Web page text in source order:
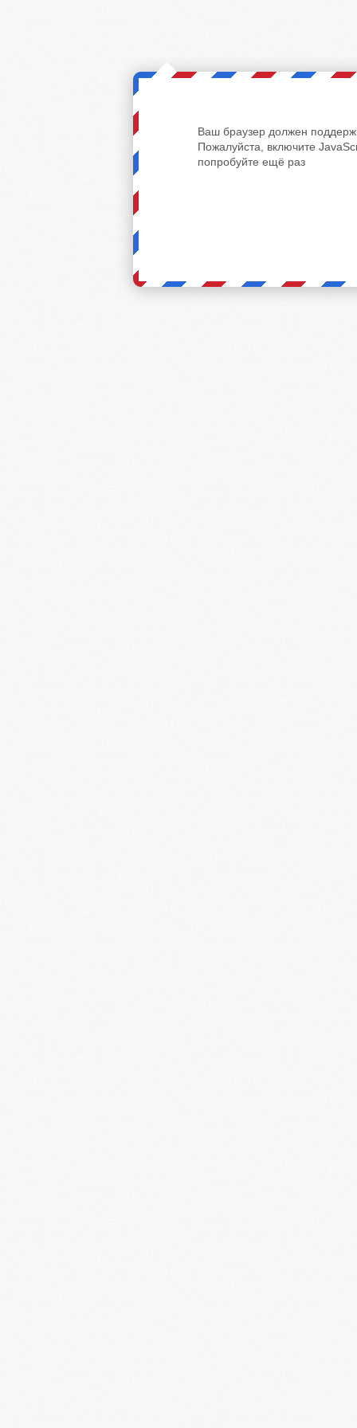
Ваш браузер должен
Пожалуйста, включите
попробуйте ещё раз